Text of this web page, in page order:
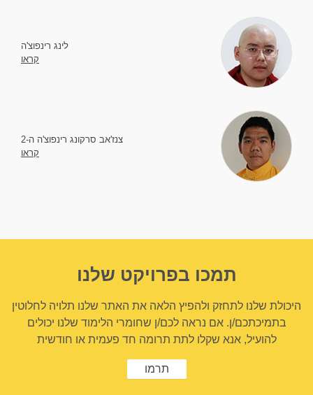
לינג רינפוצ'ה
קראו
צנז'אב סרקונג רינפוצ'ה ה-2
קראו
תמכו בפרויקט שלנו
היכולת שלנו לתחזק ולהפיץ הלאה את האתר שלנו תלויה לחלוטין
בתמיכתכם/ן. אם נראה לכם/ן שחומרי הלימוד שלנו יכולים
להועיל, אנא שקלו לתת תרומה חד פעמית או חודשית
תרמו